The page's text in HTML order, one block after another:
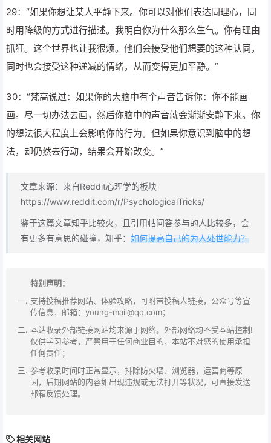
29：“如果你想让某人平静下来。你可以对他们表达同理心，同
时用降级的方式进行描述。我明白你为什么那么生气。你有理由
抓狂。这个世界也让我很烦。他们会接受他们想要的这种认同，
同时也会接受这种递减的情绪，从而变得更加平静。”
30：“梵高说过：如果你的大脑中有个声音告诉你：你不能画
画。尽一切办法去画，然后你脑中的声音就会渐渐安静下来。你
的想法很大程度上会影响你的行为。但如果你意识到脑中的想
法，却仍然去行动，结果会开始改变。”
文章来源：来自Reddit心理学的板块
https://www.reddit.com/r/PsychologicalTricks/
鉴于这篇文章知乎比较火，且引用帖问答参与的人比较多，会
有更多有意思的碰撞，知乎： 如何提高自己的为人处世能力？
特别声明：
支持投稿推荐网站、体验攻略，可附带投稿人链接，公众号等宣
传信息，邮箱：young-mail@qq.com；
本站收录外部链接网站均来源于网络，外部网络均不受本站控制!
仅供学习参考，严禁用于任何商业目的，本站不对您的使用承担
任何责任；
参考收录时间时正常显示，排除防火墙、浏览器，运营商等原
因，后期网站的内容如出现违规或无法打开等状况，可直接发送
邮箱反馈处理。
相关网站